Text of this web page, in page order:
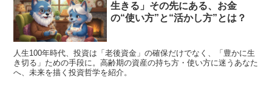
生きる」その先にある、お金
の“使い方”と“活かし方”とは？
人生100年時代、投資は「老後資金」の確保だけでなく、「豊かに生
き切る」ための手段に。高齢期の資産の持ち方・使い方に迷うあなた
へ、未来を描く投資哲学を紹介。